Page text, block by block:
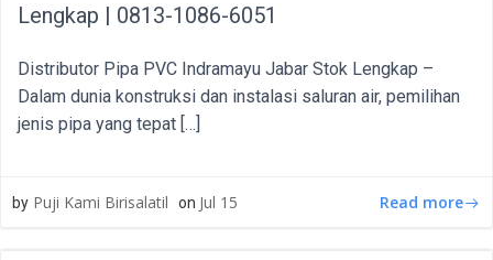
Lengkap | 0813-1086-6051
Distributor Pipa PVC Indramayu Jabar Stok Lengkap –
Dalam dunia konstruksi dan instalasi saluran air, pemilihan
jenis pipa yang tepat […]
by Puji Kami Birisalatil on Jul 15 Read more